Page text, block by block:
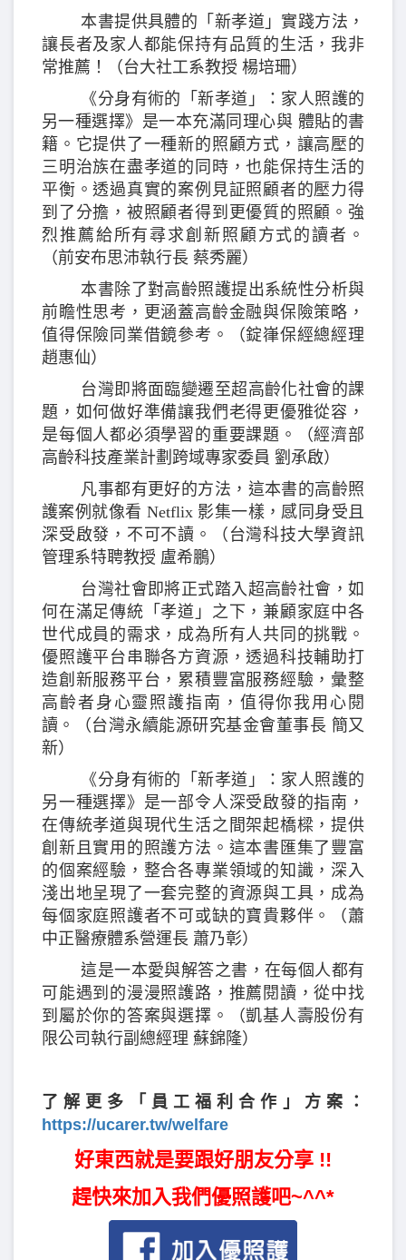
本書提供具體的「新孝道」實踐方法，
讓長者及家人都能保持有品質的生活，我非
常推薦！（台大社工系教授 楊培珊）
《分身有術的「新孝道」：家人照護的
另一種選擇》是一本充滿同理心與 體貼的書
籍。它提供了一種新的照顧方式，讓高壓的
三明治族在盡孝道的同時，也能保持生活的
平衡。透過真實的案例見証照顧者的壓力得
到了分擔，被照顧者得到更優質的照顧。強
烈推薦給所有尋求創新照顧方式的讀者。
（前安布思沛執行長 蔡秀麗）
本書除了對高齡照護提出系統性分析與
前瞻性思考，更涵蓋高齡金融與保險策略，
值得保險同業借鏡參考。（錠嵂保經總經理
趙惠仙）
台灣即將面臨變遷至超高齡化社會的課
題，如何做好準備讓我們老得更優雅從容，
是每個人都必須學習的重要課題。（經濟部
高齡科技產業計劃跨域專家委員 劉承啟）
凡事都有更好的方法，這本書的高齡照
護案例就像看 Netflix 影集一樣，感同身受且
深受啟發，不可不讀。（台灣科技大學資訊
管理系特聘教授 盧希鵬）
台灣社會即將正式踏入超高齡社會，如
何在滿足傳統「孝道」之下，兼顧家庭中各
世代成員的需求，成為所有人共同的挑戰。
優照護平台串聯各方資源，透過科技輔助打
造創新服務平台，累積豐富服務經驗，彙整
高齡者身心靈照護指南，值得你我用心閱
讀。（台灣永續能源研究基金會董事長 簡又
新）
《分身有術的「新孝道」：家人照護的
另一種選擇》是一部令人深受啟發的指南，
在傳統孝道與現代生活之間架起橋樑，提供
創新且實用的照護方法。這本書匯集了豐富
的個案經驗，整合各專業領域的知識，深入
淺出地呈現了一套完整的資源與工具，成為
每個家庭照護者不可或缺的寶貴夥伴。（蕭
中正醫療體系營運長 蕭乃彰）
這是一本愛與解答之書，在每個人都有
可能遇到的漫漫照護路，推薦閱讀，從中找
到屬於你的答案與選擇。（凱基人壽股份有
限公司執行副總經理 蘇錦隆）
了解更多「員工福利合作」方案：
https://ucarer.tw/welfare
好東西就是要跟好朋友分享 !!
趕快來加入我們優照護吧~^^*